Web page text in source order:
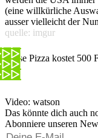
(eine willkürliche
ausser vielleicht der
quelle: imgur
Diese Pizza kostet 500
Video: watson
Das könnte dich auch
Abonniere unseren